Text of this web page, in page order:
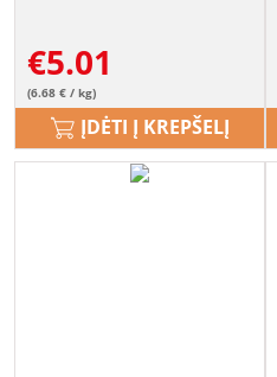
€5.01
(6.68 € / kg)
ĮDĖTI Į KREPŠELĮ